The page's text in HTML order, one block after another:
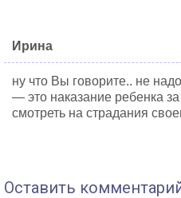
Ирина
ну что Вы говорите.. не
— это наказание ребенка
смотреть на страдания
Оставить